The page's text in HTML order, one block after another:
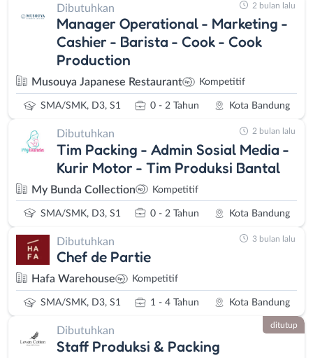
Dibutuhkan
Manager Operational - Marketing -
Cashier - Barista - Cook - Cook
Production
Musouya Japanese Restaurant Kompetitif
SMA/SMK, D3, S1 0 - 2 Tahun Kota Bandung
2 bulan lalu
Dibutuhkan
Tim Packing - Admin Sosial Media -
Kurir Motor - Tim Produksi Bantal
My Bunda Collection Kompetitif
SMA/SMK, D3, S1 0 - 2 Tahun Kota Bandung
2 bulan lalu
Dibutuhkan
Chef de Partie
Hafa Warehouse Kompetitif
SMA/SMK, D3, S1 1 - 4 Tahun Kota Bandung
3 bulan lalu
Dibutuhkan
Staff Produksi & Packing
ditutup
WhatsApp